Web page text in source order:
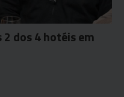
dos 4 hotéis em